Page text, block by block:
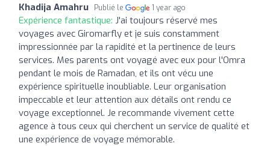
Khadija Amahru Publié le 1 year ago
Expérience fantastique: J'ai toujours réservé mes
voyages avec Giromarfly et je suis constamment
impressionnée par la rapidité et la pertinence de leurs
services. Mes parents ont voyagé avec eux pour l'Omra
pendant le mois de Ramadan, et ils ont vécu une
expérience spirituelle inoubliable. Leur organisation
impeccable et leur attention aux détails ont rendu ce
voyage exceptionnel. Je recommande vivement cette
agence à tous ceux qui cherchent un service de qualité et
une expérience de voyage mémorable.